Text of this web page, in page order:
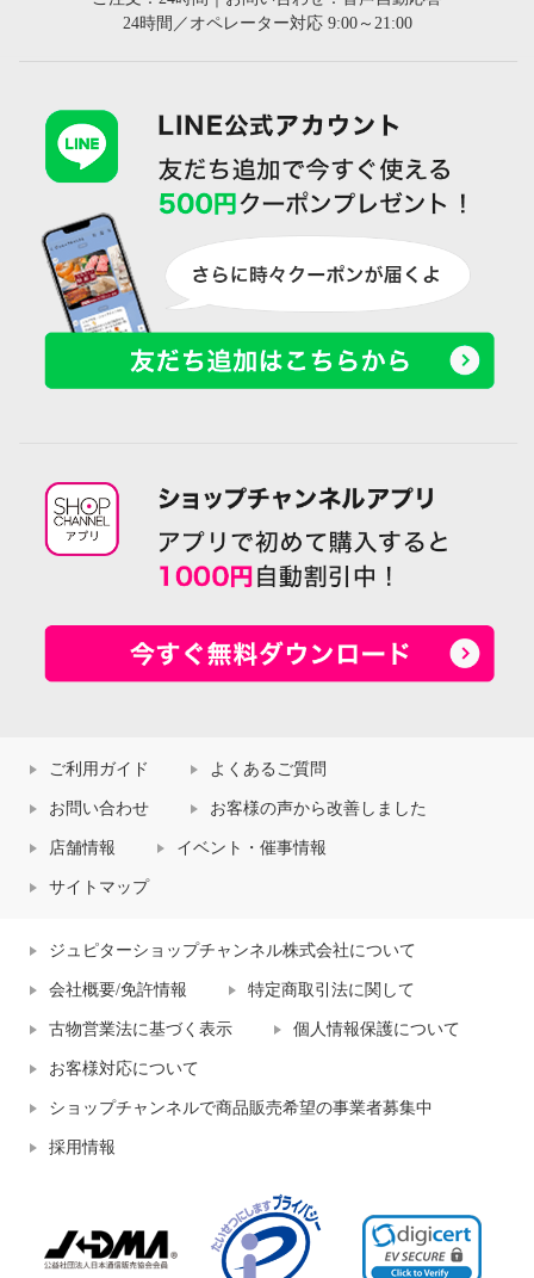
24時間／オペレーター対応 9:00～21:00
ご利用ガイド よくあるご質問
お問い合わせ お客様の声から改善しました
店舗情報 イベント・催事情報
サイトマップ
ジュピターショップチャンネル株式会社について
会社概要/免許情報 特定商取引法に関して
古物営業法に基づく表示 個人情報保護について
お客様対応について
ショップチャンネルで商品販売希望の事業者募集中
採用情報